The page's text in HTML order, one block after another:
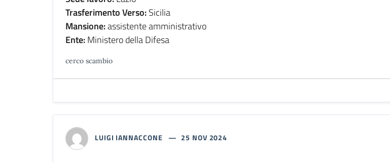
Trasferimento Verso:Sicilia
Mansione:assistente amministrativo
Ente:Ministero della Difesa
cerco scambio
LUIGI IANNACCONE 25 NOV 2024